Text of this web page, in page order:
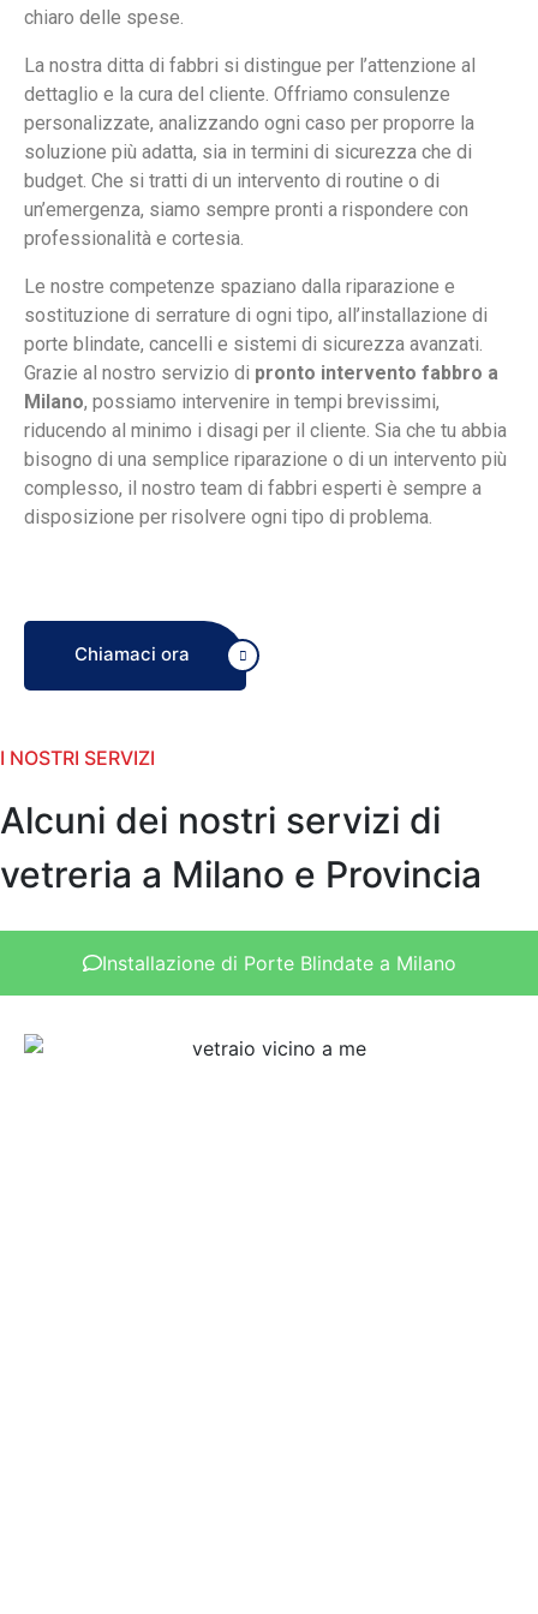
chiaro delle spese.
La nostra ditta di fabbri si distingue per l’attenzione al
dettaglio e la cura del cliente. Offriamo consulenze
personalizzate, analizzando ogni caso per proporre la
soluzione più adatta, sia in termini di sicurezza che di
budget. Che si tratti di un intervento di routine o di
un’emergenza, siamo sempre pronti a rispondere con
professionalità e cortesia.
Le nostre competenze spaziano dalla riparazione e
sostituzione di serrature di ogni tipo, all’installazione di
porte blindate, cancelli e sistemi di sicurezza avanzati.
Grazie al nostro servizio di pronto intervento fabbro a
Milano, possiamo intervenire in tempi brevissimi,
riducendo al minimo i disagi per il cliente. Sia che tu abbia
bisogno di una semplice riparazione o di un intervento più
complesso, il nostro team di fabbri esperti è sempre a
disposizione per risolvere ogni tipo di problema.
Chiamaci ora
I NOSTRI SERVIZI
Alcuni dei nostri servizi di
vetreria a Milano e Provincia
Installazione di Porte Blindate a Milano